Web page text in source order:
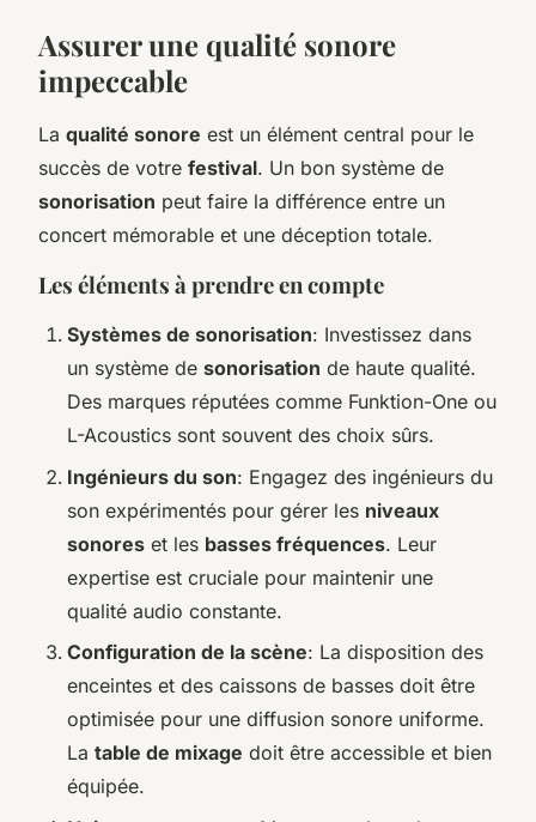
Assurer une qualité sonore
impeccable
La qualité sonore est un élément central pour le
succès de votre festival. Un bon système de
sonorisation peut faire la différence entre un
concert mémorable et une déception totale.
Les éléments à prendre en compte
Systèmes de sonorisation: Investissez dans
un système de sonorisation de haute qualité.
Des marques réputées comme Funktion-One ou
L-Acoustics sont souvent des choix sûrs.
Ingénieurs du son: Engagez des ingénieurs du
son expérimentés pour gérer les niveaux
sonores et les basses fréquences. Leur
expertise est cruciale pour maintenir une
qualité audio constante.
Configuration de la scène: La disposition des
enceintes et des caissons de basses doit être
optimisée pour une diffusion sonore uniforme.
La table de mixage doit être accessible et bien
équipée.